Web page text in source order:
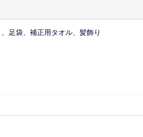
足袋、補正用タオル、髪飾り